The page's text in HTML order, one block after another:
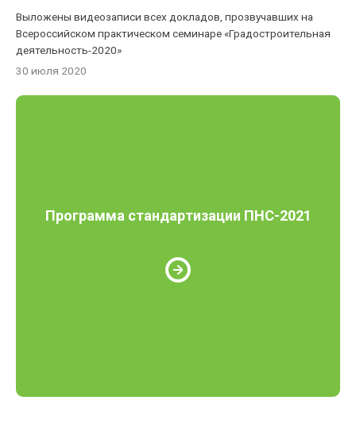
Выложены видеозаписи всех докладов, прозвучавших на
Всероссийском практическом семинаре «Градостроительная
деятельность-2020»
30 июля 2020
Программа стандартизации ПНС-2021